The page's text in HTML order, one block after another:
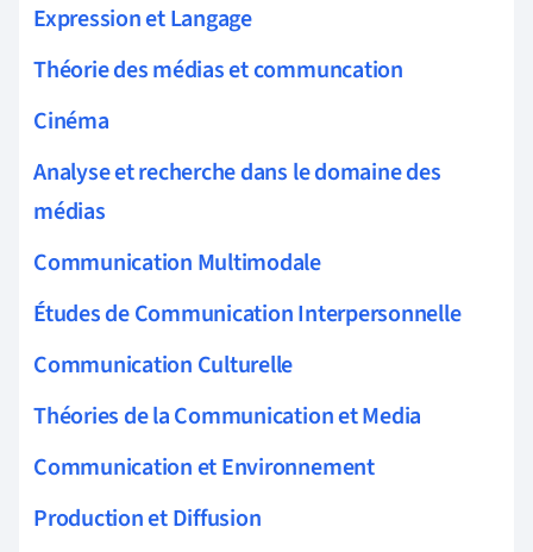
Expression et Langage
Théorie des médias et communcation
Cinéma
Analyse et recherche dans le domaine des
médias
Communication Multimodale
Études de Communication Interpersonnelle
Communication Culturelle
Théories de la Communication et Media
Communication et Environnement
Production et Diffusion